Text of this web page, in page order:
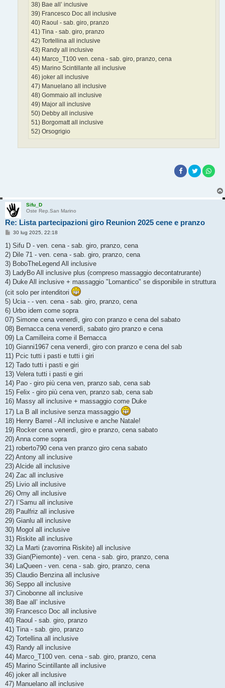
38) Bae all’ inclusive
39) Francesco Doc all inclusive
40) Raoul - sab. giro, pranzo
41) Tina - sab. giro, pranzo
42) Tortellina all inclusive
43) Randy all inclusive
44) Marco_T100 ven. cena - sab. giro, pranzo, cena
45) Marino Scintillante all inclusive
46) joker all inclusive
47) Manuelano all inclusive
48) Gommaio all inclusive
49) Major all inclusive
50) Debby all inclusive
51) Borgomatt all inclusive
52) Orsogrigio
Sifu_D
Oste Rep.San Marino
Re: Lista partecipazioni giro Reunion 2025 cene e pranzo
M
s
a
g
o
30 lug 2025, 22:18
1) Sifu D - ven. cena - sab. giro, pranzo, cena
2) Dile 71 - ven. cena - sab. giro, pranzo, cena
3) BoboTheLegend All inclusive
3) LadyBo All inclusive plus (compreso massaggio decontatrurante)
4) Duke All inclusive + massaggio "Lomantico" se disponibile in struttura
(cit solo per intenditori
5) Ucia - - ven. cena - sab. giro, pranzo, cena
6) Urbo idem come sopra
07) Simone cena venerdì, giro con pranzo e cena del sabato
08) Bernacca cena venerdì, sabato giro pranzo e cena
09) La Camilleira come il Bernacca
10) Gianni1967 cena venerdì, giro con pranzo e cena del sab
11) Pcic tutti i pasti e tutti i giri
12) Tado tutti i pasti e giri
13) Velera tutti i pasti e giri
14) Pao - giro più cena ven, pranzo sab, cena sab
15) Felix - giro più cena ven, pranzo sab, cena sab
16) Massy all inclusive + massaggio come Duke
17) La B all inclusive senza massaggio
18) Henry Barrel - All inclusive e anche Natale!
19) Rocker cena venerdì, giro e pranzo, cena sabato
20) Anna come sopra
21) roberto790 cena ven pranzo giro cena sabato
22) Antony all inclusive
23) Alcide all inclusive
24) Zac all inclusive
25) Livio all inclusive
26) Orny all inclusive
27) I’Samu all inclusive
28) Paulfriz all inclusive
29) Gianlu all inclusive
30) Mogol all inclusive
31) Riskite all inclusive
32) La Marti (zavorrina Riskite) all inclusive
33) Gian(Piemonte) - ven. cena - sab. giro, pranzo, cena
34) LaQueen - ven. cena - sab. giro, pranzo, cena
35) Claudio Benzina all inclusive
36) Seppo all inclusive
37) Cinobonne all inclusive
38) Bae all’ inclusive
39) Francesco Doc all inclusive
40) Raoul - sab. giro, pranzo
41) Tina - sab. giro, pranzo
42) Tortellina all inclusive
43) Randy all inclusive
44) Marco_T100 ven. cena - sab. giro, pranzo, cena
45) Marino Scintillante all inclusive
46) joker all inclusive
47) Manuelano all inclusive